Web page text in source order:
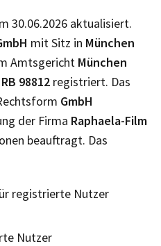
30.06.2026 aktualisiert.
mit Sitz in München
Amtsgericht München
98812 registriert. Das
GmbH
der Firma Raphaela-Film
beauftragt. Das
registrierte Nutzer
Nutzer